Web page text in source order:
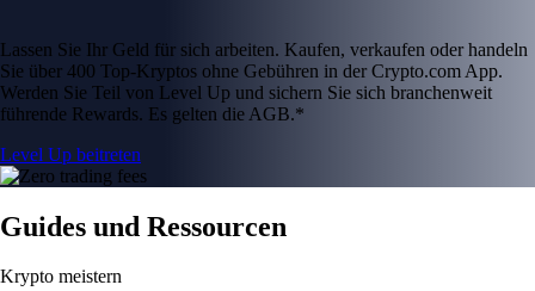
Lassen Sie Ihr Geld für sich arbeiten. Kaufen, verkaufen oder handeln
Sie über 400 Top-Kryptos ohne Gebühren in der Crypto.com App.
Werden Sie Teil von Level Up und sichern Sie sich branchenweit
führende Rewards. Es gelten die AGB.*
Level Up beitreten
Guides und Ressourcen
Krypto meistern